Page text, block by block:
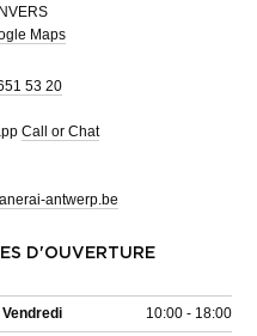
Maps
53 20
Call or Chat
antwerp.be
D'OUVERTURE
Vendredi 10:00 - 18:00